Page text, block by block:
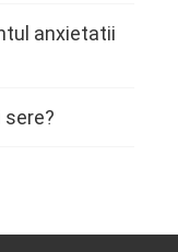
anxietatii
sere?